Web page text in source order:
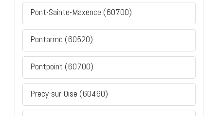
Pont-Sainte-Maxence (60700)
Pontarme (60520)
Pontpoint (60700)
Precy-sur-Oise (60460)